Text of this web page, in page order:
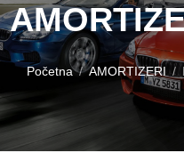
Početna AMORTIZERI